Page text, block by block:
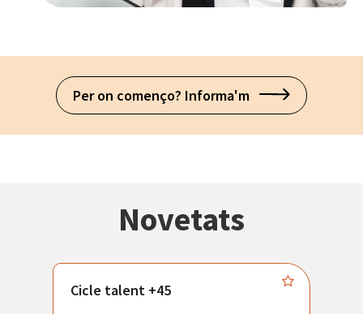
Per on començo? Informa'm
Novetats
Cicle talent +45